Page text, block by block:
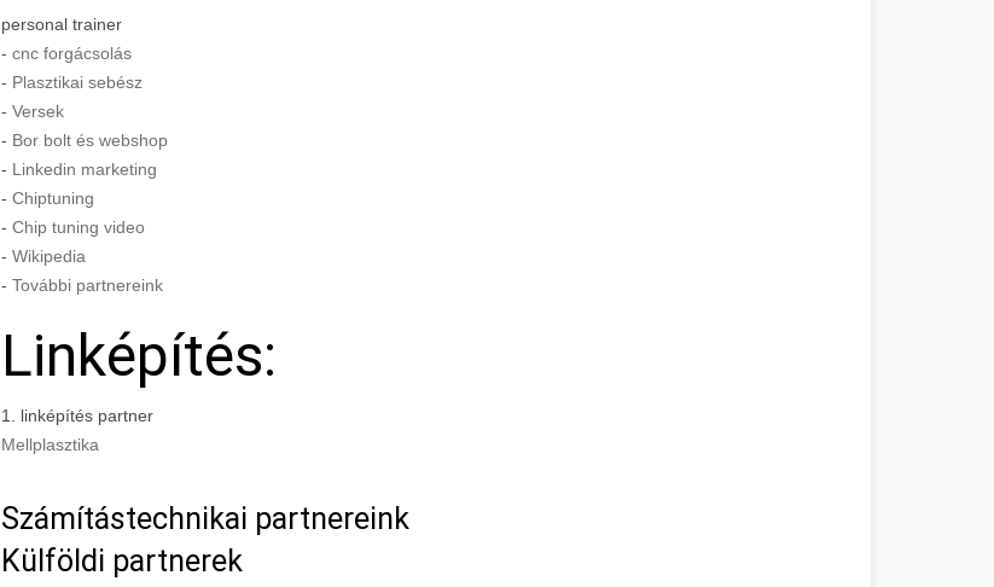
personal trainer
- cnc forgácsolás
- Plasztikai sebész
- Versek
- Bor bolt és webshop
- Linkedin marketing
- Chiptuning
- Chip tuning video
- Wikipedia
- További partnereink
Linképítés:
1. linképítés partner
Mellplasztika
Számítástechnikai partnereink
Külföldi partnerek